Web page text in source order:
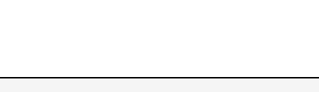
300 грн Купити 1700 грн Купити